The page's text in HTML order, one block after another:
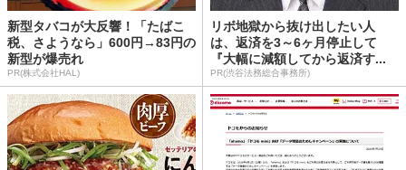
新型タバコが大反響！「たばこ
税、さようなら」600円→83円の
新型が爆売れ
PR(株式会社HAL)
リボ地獄から抜け出したい人
は、返済を3～6ヶ月停止して
『大幅に減額してから返済す...
PR(渋谷法務総合事務所)